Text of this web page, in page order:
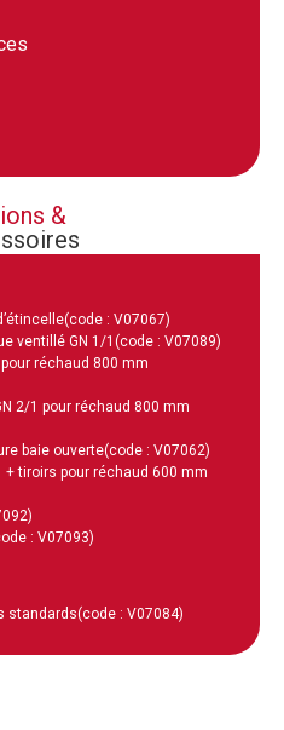
&
(code : V07067)
ventillé GN 1/1 (code : V07089)
réchaud 800 mm
2/1 pour réchaud 800 mm
baie ouverte(code : V07062)
tiroirs pour réchaud 600 mm
: V07093)
standards(code : V07084)